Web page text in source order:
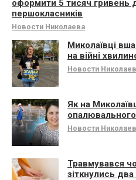
оформити 5 тисяч гривень
першокласників
Новости Николаева
Миколаївці
на війні
Новости
Як на
Новости
Травмувався
зіткнулись два